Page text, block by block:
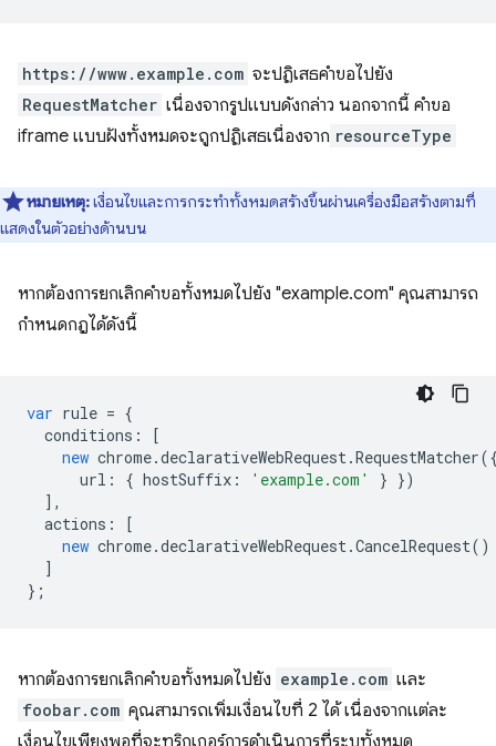
https://www.example.com จะปฏิเสธคำขอไปยัง
RequestMatcher เนื่องจากรูปแบบดังกล่าว นอกจากนี้ คำขอ
iframe แบบฝังทั้งหมดจะถูกปฏิเสธเนื่องจาก resourceType
หมายเหตุ:เงื่อนไขและการกระทําทั้งหมดสร้างขึ้นผ่านเครื่องมือสร้างตามที่
แสดงในตัวอย่างด้านบน
หากต้องการยกเลิกคำขอทั้งหมดไปยัง "example.com" คุณสามารถ
กำหนดกฎได้ดังนี้
var rule = {
conditions :
[
new chrome.declarativeWebRequest.RequestMatcher
url : { hostSuffix : 'example.com' } })
],
actions :
[
new chrome.declarativeWebRequest.CancelRequest()
]
};
หากต้องการยกเลิกคำขอทั้งหมดไปยัง example.com และ
foobar.com คุณสามารถเพิ่มเงื่อนไขที่ 2 ได้ เนื่องจากแต่ละ
เงื่อนไขเพียงพอที่จะทริกเกอร์การดำเนินการที่ระบุทั้งหมด